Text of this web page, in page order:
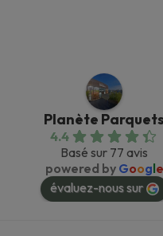
Planète Parquets
4.4
Basé sur 77 avis
powered by Google
évaluez-nous sur